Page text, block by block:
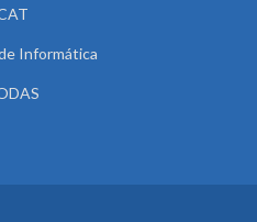
Informática